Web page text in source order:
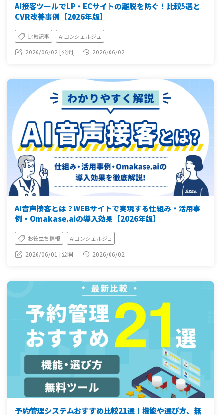
AI接客ツールでLP・ECサイトの離脱を防ぐ！比較5選と
CVR改善事例【2026年版】
比較記事 AIコンシェルジュ
2026/06/02 [公開] 2026/06/02
AI音声接客とは？WEBサイトで実現する仕組み・活用事
例・Omakase.aiの導入効果【2026年版】
お役立ち情報 AIコンシェルジュ
2026/06/01 [公開] 2026/06/02
予約管理システムおすすめ比較21選！機能や選び方、無